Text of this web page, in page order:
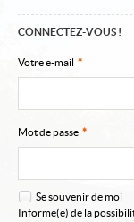
Alerte email
Qui sommes-nous ?
Accès propriétaire
CONNECTEZ-VOUS !
Votre e-mail *
Mot de passe *
Se souvenir de moi
Informé(e) de la